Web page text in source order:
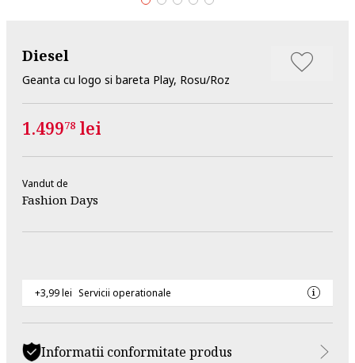
Diesel
Geanta cu logo si bareta Play, Rosu/Roz
1.49978 lei
Vandut de
Fashion Days
+3,99 lei Servicii operationale
Informatii conformitate produs